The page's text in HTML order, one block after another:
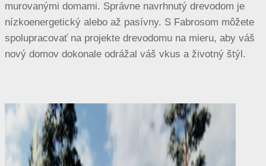
murovanými domami. Správne navrhnutý drevodom je
nízkoenergetický alebo až pasívny. S Fabrosom môžete
spolupracovať na projekte drevodomu na mieru, aby váš
nový domov dokonale odrážal váš vkus a životný štýl.